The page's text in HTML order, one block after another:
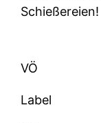
Schießereien!
VÖ
Label